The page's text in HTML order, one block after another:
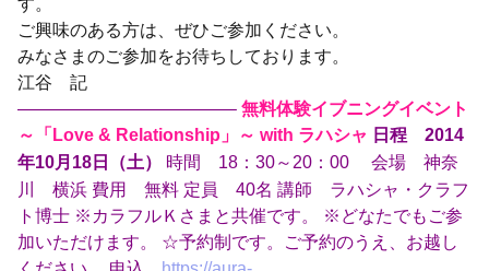
ご興味のある方は、ぜひご参加ください。
みなさまのご参加をお待ちしております。
江谷 記
————————————– 無料体験イブニングイベント
～「Love & Relationship」～ with ラハシャ 日程 2014
年10月18日（土）
時間 18：30～20：00 会場 神奈
川 横浜 費用 無料 定員 40名 講師 ラハシャ・クラフ
ト博士 ※カラフルＫさまと共催です。 ※どなたでもご参
加いただけます。 ☆予約制です。ご予約のうえ、お越し